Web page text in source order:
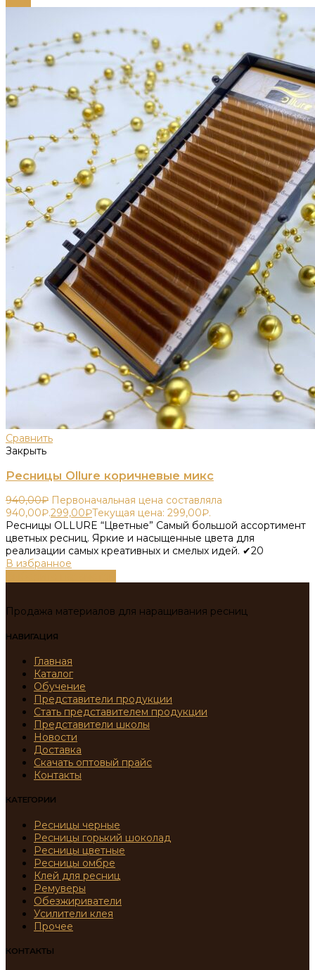
Сравнить
Закрыть
Ресницы Ollure коричневые микс
940,00₽ Первоначальная цена составляла
940,00₽.299,00₽Текущая цена: 299,00₽.
Ресницы OLLURE “Цветные” Самый большой ассортимент
цветных ресниц. Яркие и насыщенные цвета для
реализации самых креативных и смелых идей. ✔20
В избранное
Продажа материалов для наращивания ресниц
НАВИГАЦИЯ
Главная
Каталог
Обучение
Представители продукции
Стать представителем продукции
Представители школы
Новости
Доставка
Скачать оптовый прайс
Контакты
КАТЕГОРИИ
Ресницы черные
Ресницы горький шоколад
Ресницы цветные
Ресницы омбре
Клей для ресниц
Ремуверы
Обезжириватели
Усилители клея
Прочее
КОНТАКТЫ